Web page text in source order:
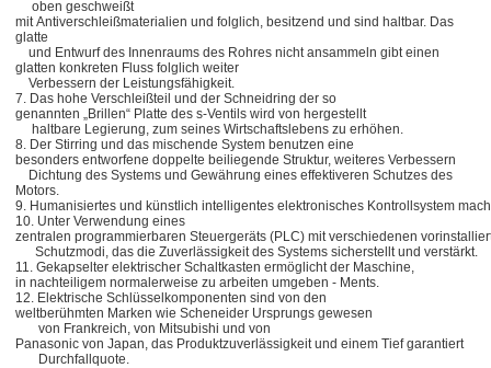
oben geschweißt
mit Antiverschleißmaterialien und folglich, besitzend und sind haltbar. Das
glatte
und Entwurf des Innenraums des Rohres nicht ansammeln gibt einen
glatten konkreten Fluss folglich weiter
Verbessern der Leistungsfähigkeit.
7. Das hohe Verschleißteil und der Schneidring der so
genannten „Brillen“ Platte des s-Ventils wird von hergestellt
haltbare Legierung, zum seines Wirtschaftslebens zu erhöhen.
8. Der Stirring und das mischende System benutzen eine
besonders entworfene doppelte beiliegende Struktur, weiteres Verbessern
Dichtung des Systems und Gewährung eines effektiveren Schutzes des
Motors.
9. Humanisiertes und künstlich intelligentes elektronisches Kontrollsystem
10. Unter Verwendung eines
zentralen programmierbaren Steuergeräts (PLC) mit verschiedenen
Schutzmodi, das die Zuverlässigkeit des Systems sicherstellt und verstärkt.
11. Gekapselter elektrischer Schaltkasten ermöglicht der Maschine,
in nachteiligem normalerweise zu arbeiten umgeben - Ments.
12. Elektrische Schlüsselkomponenten sind von den
weltberühmten Marken wie Scheneider Ursprungs gewesen
von Frankreich, von Mitsubishi und von
Panasonic von Japan, das Produktzuverlässigkeit und einem Tief garantiert
Durchfallquote.